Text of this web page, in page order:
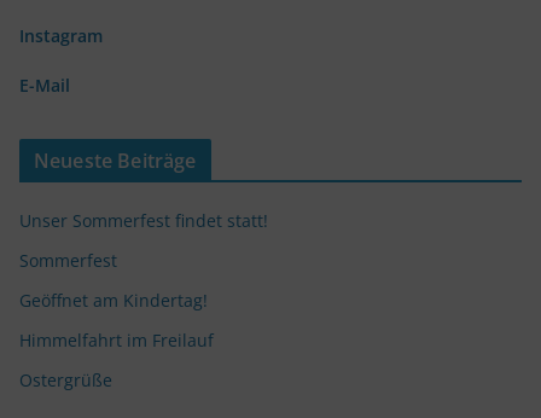
Instagram
E-Mail
Neueste Beiträge
Unser Sommerfest findet statt!
Sommerfest
Geöffnet am Kindertag!
Himmelfahrt im Freilauf
Ostergrüße